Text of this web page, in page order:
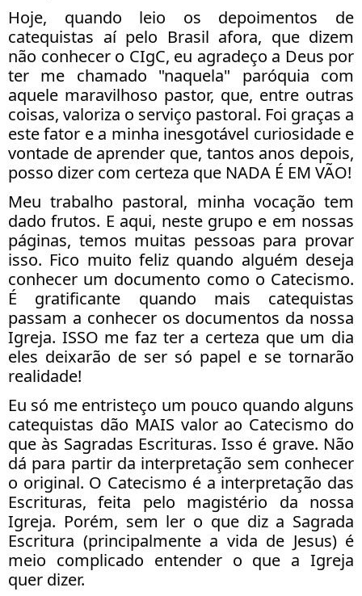
Hoje, quando leio os depoimentos de
catequistas aí pelo Brasil afora, que dizem
não conhecer o CIgC, eu agradeço a Deus por
ter me chamado "naquela" paróquia com
aquele maravilhoso pastor, que, entre outras
coisas, valoriza o serviço pastoral. Foi graças a
este fator e a minha inesgotável curiosidade e
vontade de aprender que, tantos anos depois,
posso dizer com certeza que NADA É EM VÃO!
Meu trabalho pastoral, minha vocação tem
dado frutos. E aqui, neste grupo e em nossas
páginas, temos muitas pessoas para provar
isso. Fico muito feliz quando alguém deseja
conhecer um documento como o Catecismo.
É gratificante quando mais catequistas
passam a conhecer os documentos da nossa
Igreja. ISSO me faz ter a certeza que um dia
eles deixarão de ser só papel e se tornarão
realidade!
Eu só me entristeço um pouco quando alguns
catequistas dão MAIS valor ao Catecismo do
que às Sagradas Escrituras. Isso é grave. Não
dá para partir da interpretação sem conhecer
o original. O Catecismo é a interpretação das
Escrituras, feita pelo magistério da nossa
Igreja. Porém, sem ler o que diz a Sagrada
Escritura (principalmente a vida de Jesus) é
meio complicado entender o que a Igreja
quer dizer.